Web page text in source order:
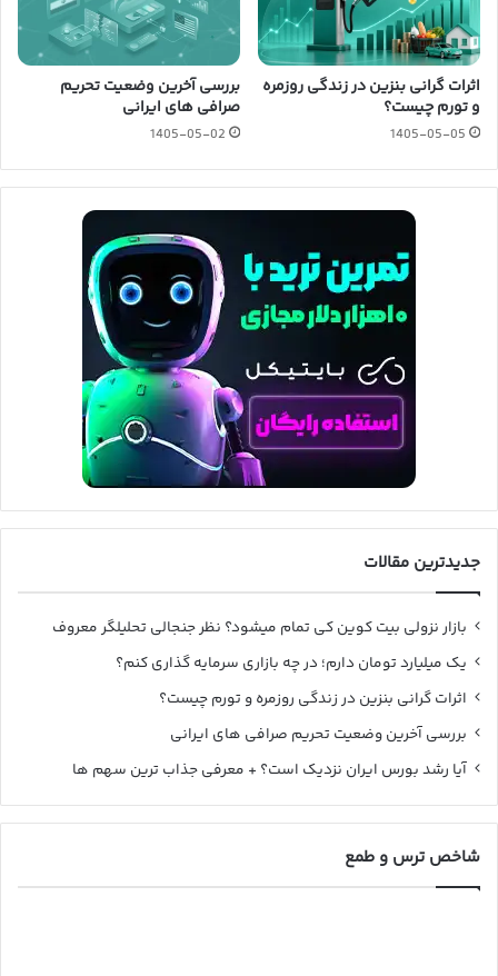
اثرات گرانی بنزین در زندگی روزمره
و تورم چیست؟
1405-05-05
بررسی آخرین وضعیت تحریم
صرافی های ایرانی
1405-05-02
جدیدترین مقالات
بازار نزولی بیت کوین کی تمام میشود؟ نظر جنجالی تحلیلگر معروف
یک میلیارد تومان دارم؛ در چه بازاری سرمایه گذاری کنم؟
اثرات گرانی بنزین در زندگی روزمره و تورم چیست؟
بررسی آخرین وضعیت تحریم صرافی های ایرانی
آیا رشد بورس ایران نزدیک است؟ + معرفی جذاب ترین سهم ها
شاخص ترس و طمع